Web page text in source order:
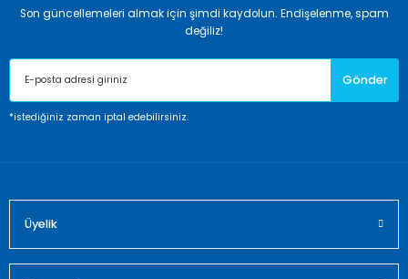
Son güncellemeleri almak için şimdi kaydolun. Endişelenme, spam
değiliz!
Gönder
*istediğiniz zaman iptal edebilirsiniz.
Üyelik